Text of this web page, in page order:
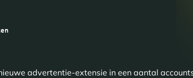
advertentie-extensie in een aantal